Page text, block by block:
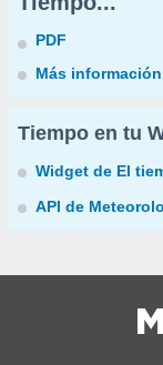
PDF
Más información
Tiempo en tu
Widget de El
API de